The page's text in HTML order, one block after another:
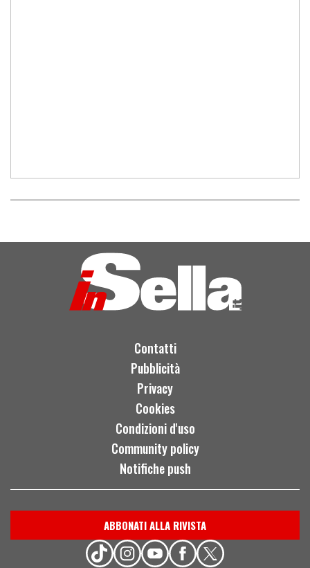
Contatti
Pubblicità
Privacy
Cookies
Condizioni d'uso
Community policy
Notifiche push
ABBONATI ALLA RIVISTA